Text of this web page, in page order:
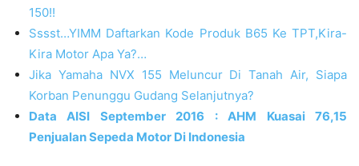
150!!
Sssst…YIMM Daftarkan Kode Produk B65 Ke TPT,Kira-
Kira Motor Apa Ya?…
Jika Yamaha NVX 155 Meluncur Di Tanah Air, Siapa
Korban Penunggu Gudang Selanjutnya?
Data AISI September 2016 : AHM Kuasai 76,15
Penjualan Sepeda Motor Di Indonesia